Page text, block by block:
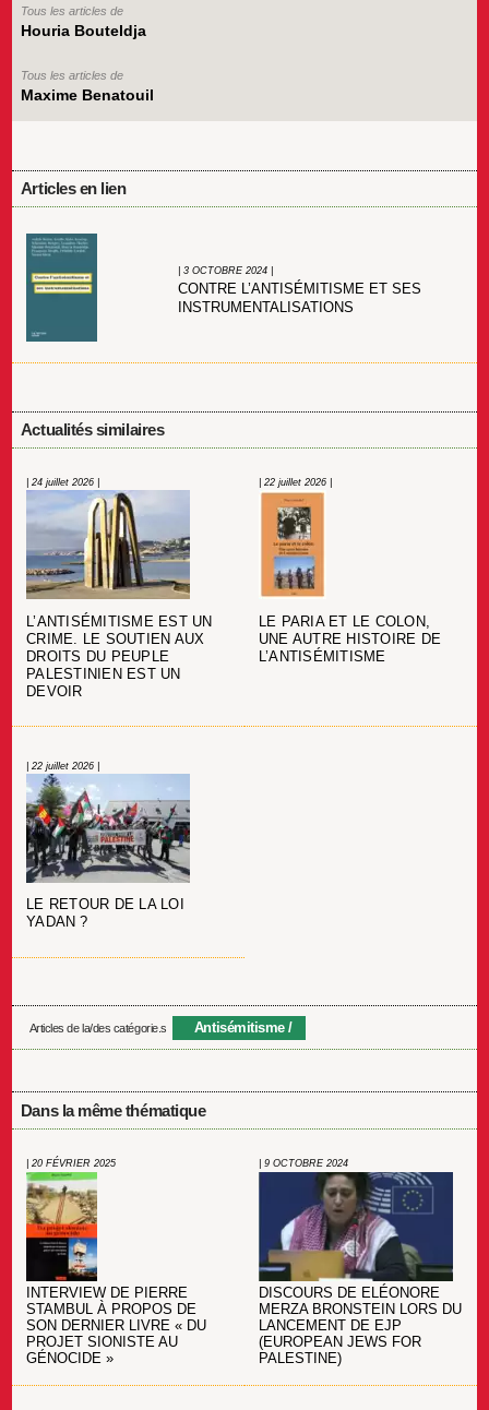
Tous les articles de
Houria Bouteldja
Tous les articles de
Maxime Benatouil
Articles en lien
| 3 OCTOBRE 2024 |
CONTRE L’ANTISÉMITISME ET SES
INSTRUMENTALISATIONS
Actualités similaires
| 24 juillet 2026 |
L’ANTISÉMITISME EST UN
CRIME. LE SOUTIEN AUX
DROITS DU PEUPLE
PALESTINIEN EST UN
DEVOIR
| 22 juillet 2026 |
LE PARIA ET LE COLON,
UNE AUTRE HISTOIRE DE
L’ANTISÉMITISME
| 22 juillet 2026 |
LE RETOUR DE LA LOI
YADAN ?
Articles de la/des catégorie.s Antisémitisme
Dans la même thématique
| 20 FÉVRIER 2025
INTERVIEW DE PIERRE
STAMBUL À PROPOS DE
SON DERNIER LIVRE « DU
PROJET SIONISTE AU
GÉNOCIDE »
| 9 OCTOBRE 2024
DISCOURS DE ELÉONORE
MERZA BRONSTEIN LORS DU
LANCEMENT DE EJP
(EUROPEAN JEWS FOR
PALESTINE)